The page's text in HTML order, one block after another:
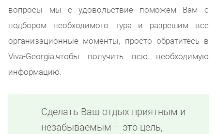
вопросы мы с удовольствие поможем Вам с
подбором необходимого тура и разрешим все
организационные моменты, просто обратитесь в
Viva-Georgia,чтобы получить всю необходимую
информацию.
Сделать Ваш отдых приятным и
незабываемым – это цель,